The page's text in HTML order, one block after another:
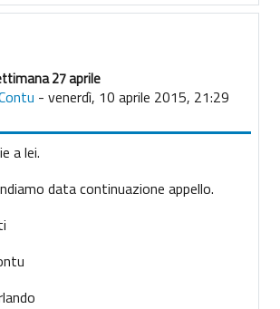
Demo
27 aprile
- venerdì, 10 aprile 2015, 21:29
a lei.
data continuazione appello.